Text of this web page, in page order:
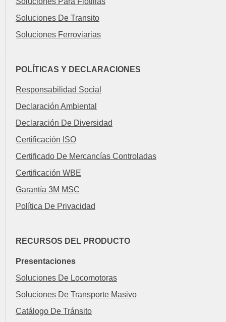
Soluciones De Transito
Soluciones Ferroviarias
POLÍTICAS Y DECLARACIONES
Responsabilidad Social
Declaración Ambiental
Declaración De Diversidad
Certificación ISO
Certificado De Mercancías Controladas
Certificación WBE
Garantía 3M MSC
Política De Privacidad
RECURSOS DEL PRODUCTO
Presentaciones
Soluciones De Locomotoras
Soluciones De Transporte Masivo
Catálogo De Tránsito